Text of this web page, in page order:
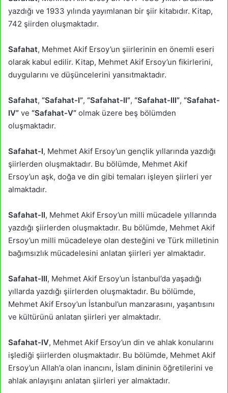
yazdığı ve 1933 yılında yayımlanan bir şiir kitabıdır. Kitap,
742 şiirden oluşmaktadır.
Safahat, Mehmet Akif Ersoy’un şiirlerinin en önemli eseri
olarak kabul edilir. Kitap, Mehmet Akif Ersoy’un fikirlerini,
duygularını ve düşüncelerini yansıtmaktadır.
Safahat, “Safahat-I”, “Safahat-II”, “Safahat-III”, “Safahat-
IV” ve “Safahat-V” olmak üzere beş bölümden
oluşmaktadır.
Safahat-I, Mehmet Akif Ersoy’un gençlik yıllarında yazdığı
şiirlerden oluşmaktadır. Bu bölümde, Mehmet Akif
Ersoy’un aşk, doğa ve din gibi temaları işleyen şiirleri yer
almaktadır.
Safahat-II, Mehmet Akif Ersoy’un milli mücadele yıllarında
yazdığı şiirlerden oluşmaktadır. Bu bölümde, Mehmet Akif
Ersoy’un milli mücadeleye olan desteğini ve Türk milletinin
bağımsızlık mücadelesini anlatan şiirleri yer almaktadır.
Safahat-III, Mehmet Akif Ersoy’un İstanbul’da yaşadığı
yıllarda yazdığı şiirlerden oluşmaktadır. Bu bölümde,
Mehmet Akif Ersoy’un İstanbul’un manzarasını, yaşantısını
ve kültürünü anlatan şiirleri yer almaktadır.
Safahat-IV, Mehmet Akif Ersoy’un din ve ahlak konularını
işlediği şiirlerden oluşmaktadır. Bu bölümde, Mehmet Akif
Ersoy’un Allah’a olan inancını, İslam dininin öğretilerini ve
ahlak anlayışını anlatan şiirleri yer almaktadır.